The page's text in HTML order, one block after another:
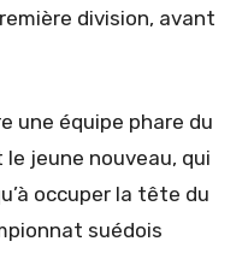
division, avant
une équipe phare du
jeune nouveau, qui
occuper la tête du
suédois